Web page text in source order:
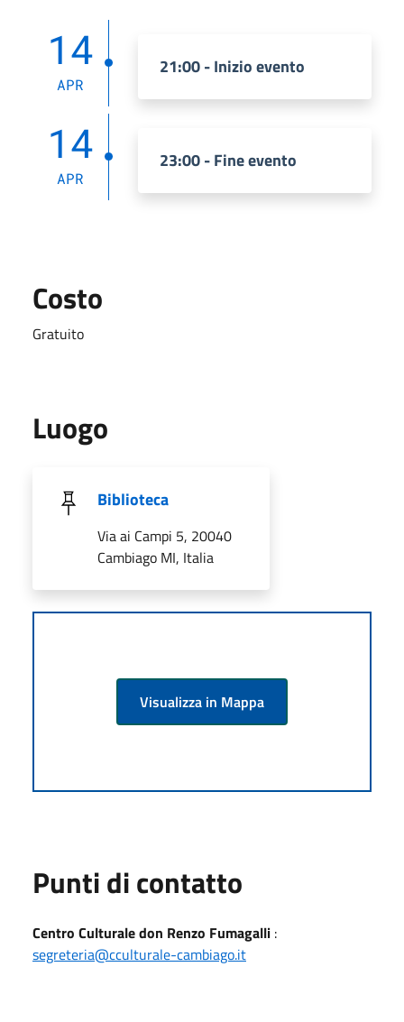
14
APR
21:00 - Inizio evento
14
APR
23:00 - Fine evento
Costo
Gratuito
Luogo
Biblioteca
Via ai Campi 5, 20040
Cambiago MI, Italia
Visualizza in Mappa
Punti di contatto
Centro Culturale don Renzo Fumagalli :
segreteria@cculturale-cambiago.it